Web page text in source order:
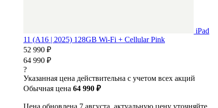
iPad
11 (A16 | 2025) 128GB Wi-Fi + Cellular Pink
52 990 ₽
64 990 ₽
?
Указанная цена действительна с учетом всех акций
Обычная цена 64 990 ₽
Цена обновлена 7 августа, актуальную цену уточняйте